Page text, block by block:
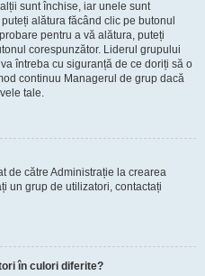
sunt închise, iar unele sunt
alătura făcând clic pe butonul
pentru a vă alătura, puteți
corespunzător. Liderul grupului
întreba cu siguranță de ce doriți să o
continuu Managerul de grup dacă
tale.
de către Administrație la crearea
un grup de utilizatori, contactați
în culori diferite?